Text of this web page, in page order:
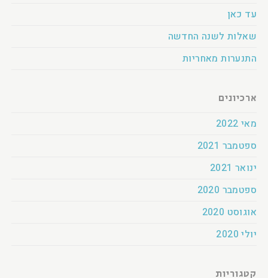
עד כאן
שאלות לשנה החדשה
התנערות מאחריות
ארכיונים
מאי 2022
ספטמבר 2021
ינואר 2021
ספטמבר 2020
אוגוסט 2020
יולי 2020
קטגוריות